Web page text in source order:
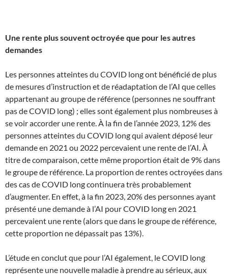
Une rente plus souvent octroyée que pour les autres
demandes
Les personnes atteintes du COVID long ont bénéficié de plus
de mesures d’instruction et de réadaptation de l’AI que celles
appartenant au groupe de référence (personnes ne souffrant
pas de COVID long) ; elles sont également plus nombreuses à
se voir accorder une rente. À la fin de l’année 2023, 12% des
personnes atteintes du COVID long qui avaient déposé leur
demande en 2021 ou 2022 percevaient une rente de l’AI. À
titre de comparaison, cette même proportion était de 9% dans
le groupe de référence. La proportion de rentes octroyées dans
des cas de COVID long continuera très probablement
d’augmenter. En effet, à la fin 2023, 20% des personnes ayant
présenté une demande à l’AI pour COVID long en 2021
percevaient une rente (alors que dans le groupe de référence,
cette proportion ne dépassait pas 13%).
L’étude en conclut que pour l’AI également, le COVID long
représente une nouvelle maladie à prendre au sérieux, aux